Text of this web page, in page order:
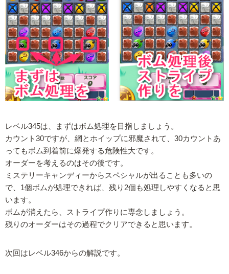
レベル345は、まずはボム処理を目指しましょう。
カウント30ですが、網とホイップに邪魔されて、30カウントあ
ってもボム到着前に爆発する危険性大です。
オーダーを考えるのはその後です。
ミステリーキャンディーからスペシャルが出ることも多いの
で、1個ボムが処理できれば、残り2個も処理しやすくなると思
います。
ボムが消えたら、ストライプ作りに専念しましょう。
残りのオーダーはその過程でクリアできると思います。
次回はレベル346からの解説です。